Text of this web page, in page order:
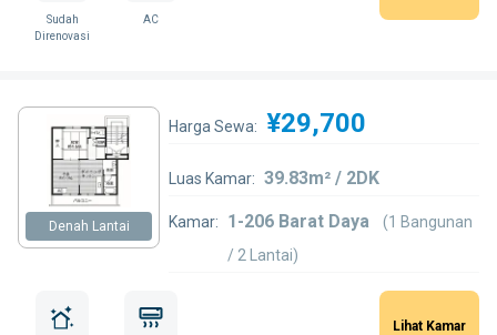
Sudah
Direnovasi
AC
Denah Lantai
Harga Sewa: ¥29,700
Luas Kamar: 39.83m² / 2DK
Kamar: 1-206 Barat Daya
(1 Bangunan
/ 2 Lantai)
Lihat Kamar